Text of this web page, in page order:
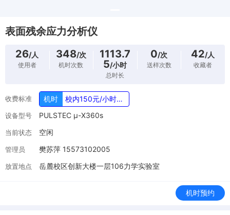
表面残余应力分析仪
26/人
使用者
348/次
机时次数
1113.7
5/小时
总时长
0/次
送样次数
42/人
收藏者
收费标准 机时 校内150元/小时，校外150元/样（1点）
设备型号 PULSTEC μ-X360s
当前状态 空闲
管理员 樊苏萍 15573102005
放置地点 岳麓校区创新大楼一层106力学实验室
机时预约